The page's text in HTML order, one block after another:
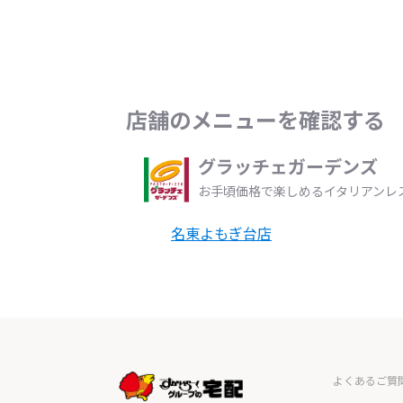
店舗のメニューを確認する
グラッチェガーデンズ
お手頃価格で楽しめるイタリアンレ
名東よもぎ台店
よくあるご質